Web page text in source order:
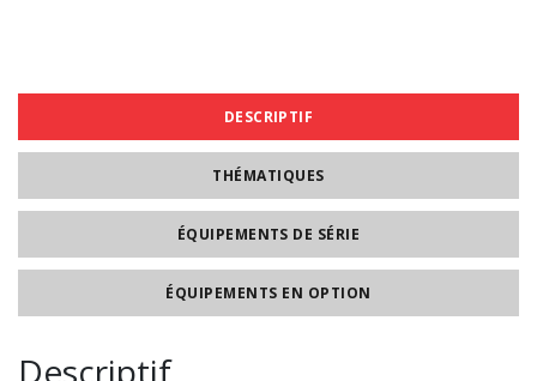
DESCRIPTIF
THÉMATIQUES
ÉQUIPEMENTS DE SÉRIE
ÉQUIPEMENTS EN OPTION
Descriptif